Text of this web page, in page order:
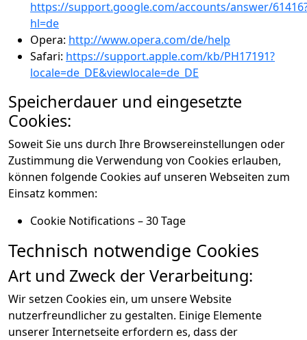
https://support.google.com/accounts/answer/
hl=de
Opera: http://www.opera.com/de/help
Safari: https://support.apple.com/kb/PH17191?
locale=de_DE&viewlocale=de_DE
Speicherdauer und eingesetzte
Cookies:
Soweit Sie uns durch Ihre Browsereinstellungen oder
Zustimmung die Verwendung von Cookies erlauben,
können folgende Cookies auf unseren Webseiten zum
Einsatz kommen:
Cookie Notifications – 30 Tage
Technisch notwendige Cookies
Art und Zweck der Verarbeitung:
Wir setzen Cookies ein, um unsere Website
nutzerfreundlicher zu gestalten. Einige Elemente
unserer Internetseite erfordern es, dass der